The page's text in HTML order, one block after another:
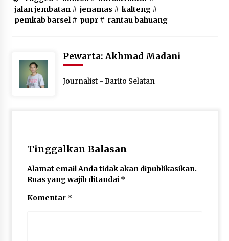
jalan jembatan # jenamas # kalteng#
pemkab barsel# pupr# rantau bahuang
Pewarta: Akhmad Madani
Journalist - Barito Selatan
Tinggalkan Balasan
Alamat email Anda tidak akan dipublikasikan.
Ruas yang wajib ditandai *
Komentar *